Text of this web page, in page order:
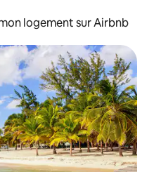
logement sur Airbnb